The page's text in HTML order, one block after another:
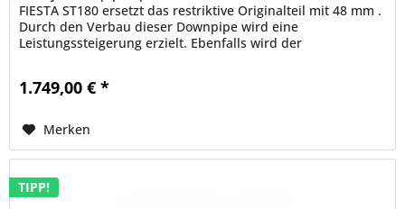
FIESTA ST180 ersetzt das restriktive Originalteil mit 48 mm .
Durch den Verbau dieser Downpipe wird eine
Leistungssteigerung erzielt. Ebenfalls wird der
1.749,00 € *
Merken
TIPP!